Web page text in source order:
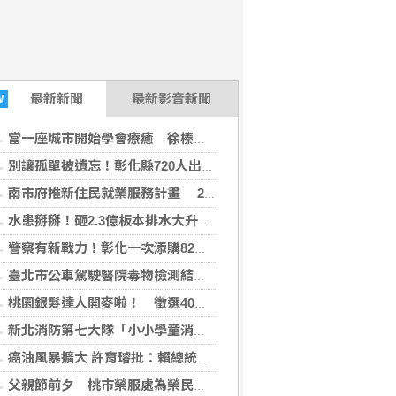
最新新聞 最新影音新聞
當一座城市開始學會療癒 徐榛蔚打造的不只是花蓮，而是未來城市的新典範
別讓孤單被遺忘！彰化縣720人出動尋找獨居長者
南市府推新住民就業服務計畫 29日辦理講座暨職場參訪
水患掰掰！砸2.3億板本排水大升級拚117年完工
警察有新戰力！彰化一次添購82輛警車機車
臺北市公車駕駛醫院毒物檢測結果陰性 市府秉持勿枉勿縱速查釐清
桃園銀髮達人開麥啦！ 徵選40位達人進社區
新北消防第七大隊「小小學童消防夏令營」 深耕消防防災及自救觀念
癌油風暴擴大 許育璿批：賴總統該拼食安不是拼政治
父親節前夕 桃市榮服處為榮民孟廣慧慶百歲壽誕